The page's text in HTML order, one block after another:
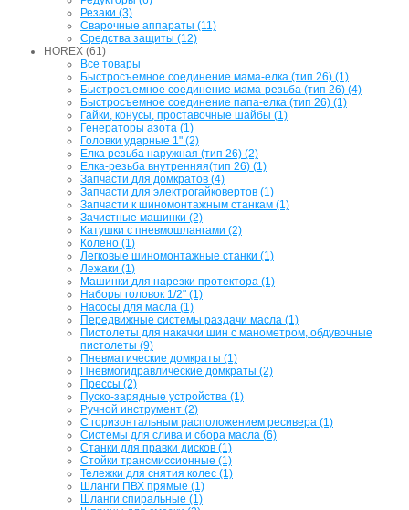
Резаки (3)
Сварочные аппараты (11)
Средства защиты (12)
HOREX (61)
Все товары
Быстросъемное соединение мама-елка (тип 26) (1)
Быстросъемное соединение мама-резьба (тип 26) (4)
Быстросъемное соединение папа-елка (тип 26) (1)
Гайки, конусы, проставочные шайбы (1)
Генераторы азота (1)
Головки ударные 1" (2)
Елка резьба наружная (тип 26) (2)
Елка-резьба внутренняя(тип 26) (1)
Запчасти для домкратов (4)
Запчасти для электрогайковертов (1)
Запчасти к шиномонтажным станкам (1)
Зачистные машинки (2)
Катушки с пневмошлангами (2)
Колено (1)
Легковые шиномонтажные станки (1)
Лежаки (1)
Машинки для нарезки протектора (1)
Наборы головок 1/2" (1)
Насосы для масла (1)
Передвижные системы раздачи масла (1)
Пистолеты для накачки шин с манометром, обдувочные
пистолеты (9)
Пневматические домкраты (1)
Пневмогидравлические домкраты (2)
Прессы (2)
Пуско-зарядные устройства (1)
Ручной инструмент (2)
С горизонтальным расположением ресивера (1)
Системы для слива и сбора масла (6)
Станки для правки дисков (1)
Стойки трансмиссионные (1)
Тележки для снятия колес (1)
Шланги ПВХ прямые (1)
Шланги спиральные (1)